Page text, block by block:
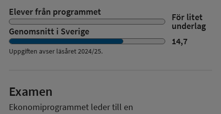
Elever från programmet
För litet
underlag
Genomsnitt i Sverige
14,7
Uppgiften avser läsåret2024/25.
Examen
Ekonomiprogrammet leder till en